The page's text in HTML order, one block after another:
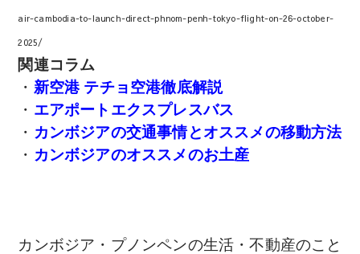
air-cambodia-to-launch-direct-phnom-penh-tokyo-flight-on-26-october-
2025/
関連コラム
・ 新空港 テチョ空港徹底解説
・ エアポートエクスプレスバス
・ カンボジアの交通事情とオススメの移動方法
・ カンボジアのオススメのお土産
カンボジア・プノンペンの生活・不動産のこと